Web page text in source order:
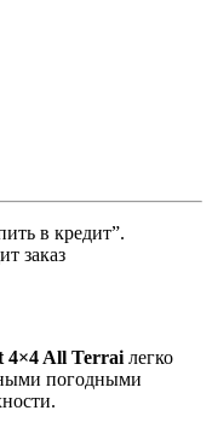
в кредит”.
заказ
4×4 All Terrai легко
погодными